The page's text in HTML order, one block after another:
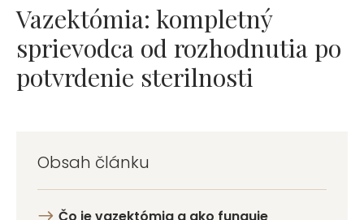
Vazektómia: kompletný
sprievodca od rozhodnutia po
potvrdenie sterilnosti
Obsah článku